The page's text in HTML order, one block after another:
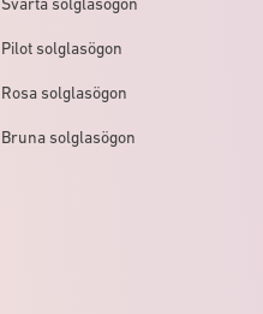
Pilot solglasögon
Rosa solglasögon
Bruna solglasögon